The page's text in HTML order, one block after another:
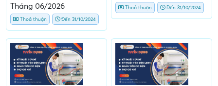
Tháng 06/2026
Thoả thuận Đến 31/10/2024
Thoả thuận Đến 31/10/2024